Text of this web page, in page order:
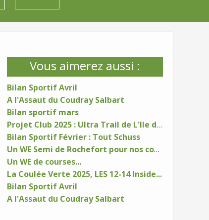
Vous aimerez aussi :
Bilan Sportif Avril
A l'Assaut du Coudray Salbart
Bilan sportif mars
Projet Club 2025 : Ultra Trail de L'Ile d'Oléron
Bilan Sportif Février : Tout Schuss
Un WE Semi de Rochefort pour nos coureurs
Un WE de courses...
La Coulée Verte 2025, LES 12-14 Inside...
Bilan Sportif Avril
A l'Assaut du Coudray Salbart